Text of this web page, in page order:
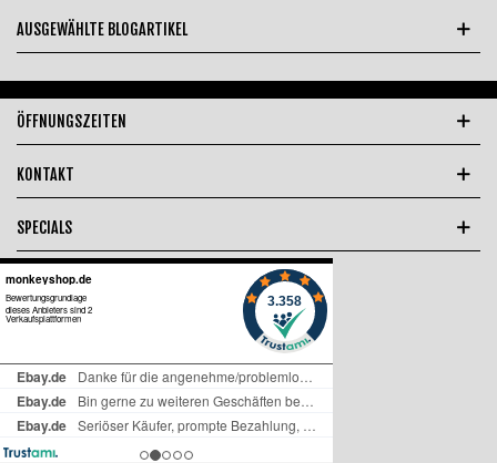
AUSGEWÄHLTE BLOGARTIKEL
ÖFFNUNGSZEITEN
KONTAKT
SPECIALS